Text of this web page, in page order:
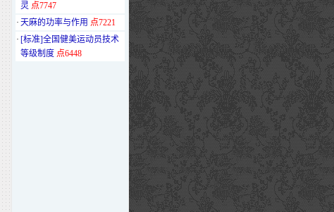
灵 点7747
· 天麻的功率与作用 点7221
· [标准]全国健美运动员技术
等级制度 点6448